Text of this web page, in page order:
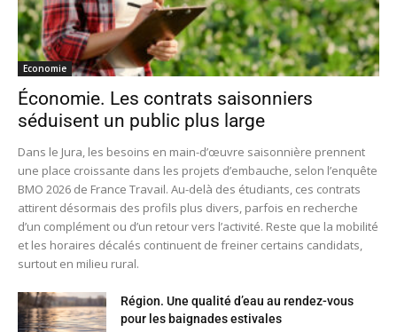
Economie
Économie. Les contrats saisonniers
séduisent un public plus large
Dans le Jura, les besoins en main-d’œuvre saisonnière prennent
une place croissante dans les projets d’embauche, selon l’enquête
BMO 2026 de France Travail. Au-delà des étudiants, ces contrats
attirent désormais des profils plus divers, parfois en recherche
d’un complément ou d’un retour vers l’activité. Reste que la mobilité
et les horaires décalés continuent de freiner certains candidats,
surtout en milieu rural.
Région. Une qualité d’eau au rendez-vous
pour les baignades estivales